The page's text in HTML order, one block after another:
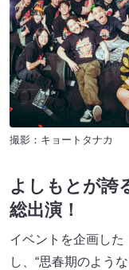
撮影：キョートタナカ
よしもとが誇
総出演！
イベントを企画し
し、“思春期のよう